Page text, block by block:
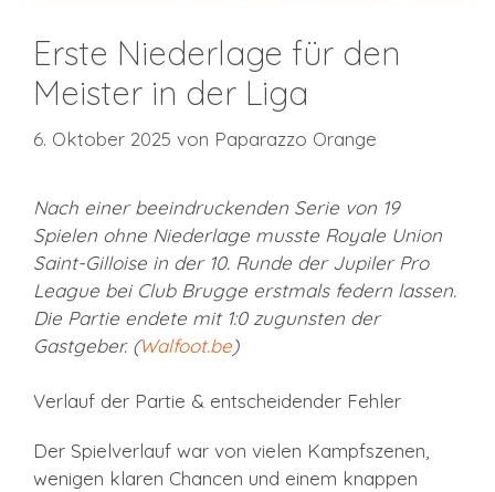
Erste Niederlage für den
Meister in der Liga
6. Oktober 2025 von Paparazzo Orange
Nach einer beeindruckenden Serie von 19
Spielen ohne Niederlage musste Royale Union
Saint-Gilloise in der 10. Runde der Jupiler Pro
League bei Club Brugge erstmals federn lassen.
Die Partie endete mit 1:0 zugunsten der
Gastgeber. (Walfoot.be)
Verlauf der Partie & entscheidender Fehler
Der Spielverlauf war von vielen Kampfszenen,
wenigen klaren Chancen und einem knappen